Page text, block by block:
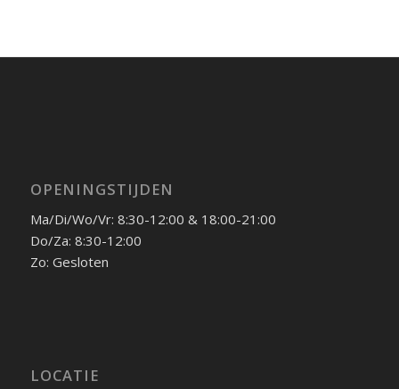
OPENINGSTIJDEN
Ma/Di/Wo/Vr: 8:30-12:00 & 18:00-21:00
Do/Za: 8:30-12:00
Zo: Gesloten
LOCATIE